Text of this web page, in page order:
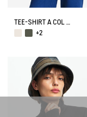
TEE-SHIRT À COL EN V EN COTON LIN
+2